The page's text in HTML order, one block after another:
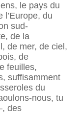
le pays du
l’Europe, du
sud-
de la
de mer, de ciel,
de
feuilles,
suffisamment
du
nous, tu
des